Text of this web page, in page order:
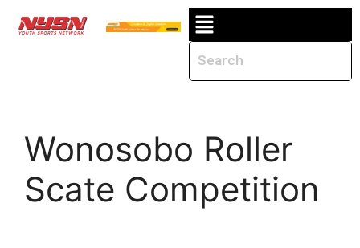
Wonosobo Roller
Scate Competition